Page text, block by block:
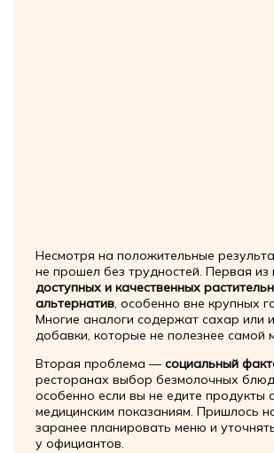
Несмотря на положительные
не прошел без трудностей. Первая
доступных и качественных
альтернатив, особенно вне крупных
Многие аналоги содержат сахар или
добавки, которые не полезнее самой
Вторая проблема —социальный
ресторанах выбор безмолочных
особенно если вы не едите продукты
медицинским показаниям. Пришлось
заранее планировать меню и
у официантов.